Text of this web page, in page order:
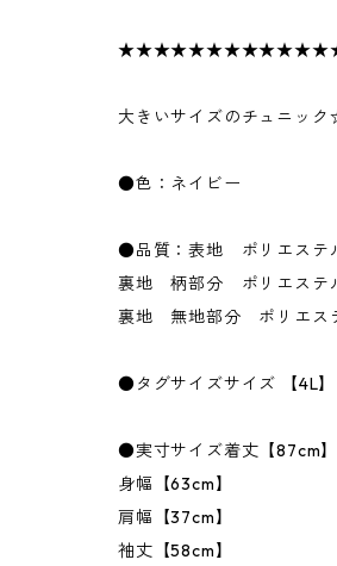
大きいサイズのチュニッ
●色：ネイビー
●品質：表地 ポリエステ
裏地 柄部分 ポリエステ
裏地 無地部分 ポリエス
●タグサイズサイズ 【4L】
●実寸サイズ着丈【87cm】
身幅【63cm】
肩幅【37cm】
袖丈【58cm】